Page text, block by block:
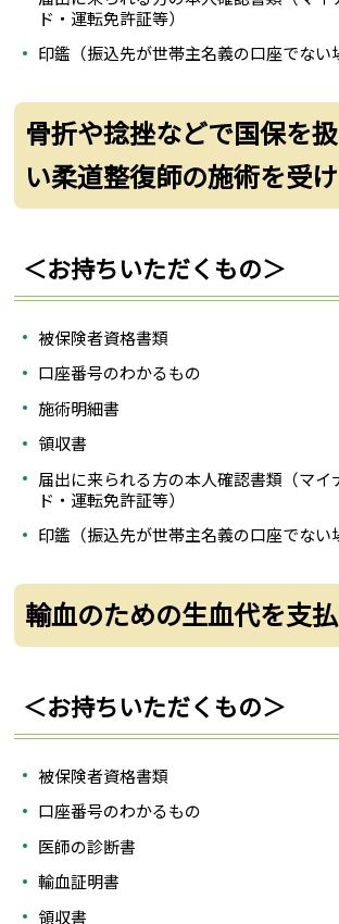
ド・運転免許証等）
印鑑（振込先が世帯主名義の口座でない
骨折や捻挫などで国保を
い柔道整復師の施術を受
＜お持ちいただくもの＞
被保険者資格書類
口座番号のわかるもの
施術明細書
領収書
届出に来られる方の本人確認書類（マイ
ド・運転免許証等）
印鑑（振込先が世帯主名義の口座でない
輸血のための生血代を支
＜お持ちいただくもの＞
被保険者資格書類
口座番号のわかるもの
医師の診断書
輸血証明書
領収書